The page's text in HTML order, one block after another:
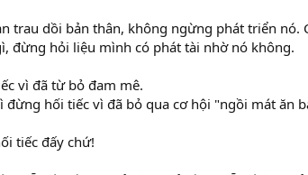
trau dồi bản thân, không ngừng phát triển nó.
đừng hỏi liệu mình có phát tài nhờ nó không.
vì đã từ bỏ đam mê.
hối tiếc vì đã bỏ qua cơ hội "ngồi mát ăn
tiếc đấy chứ!